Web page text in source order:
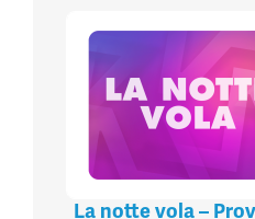
La notte vola –